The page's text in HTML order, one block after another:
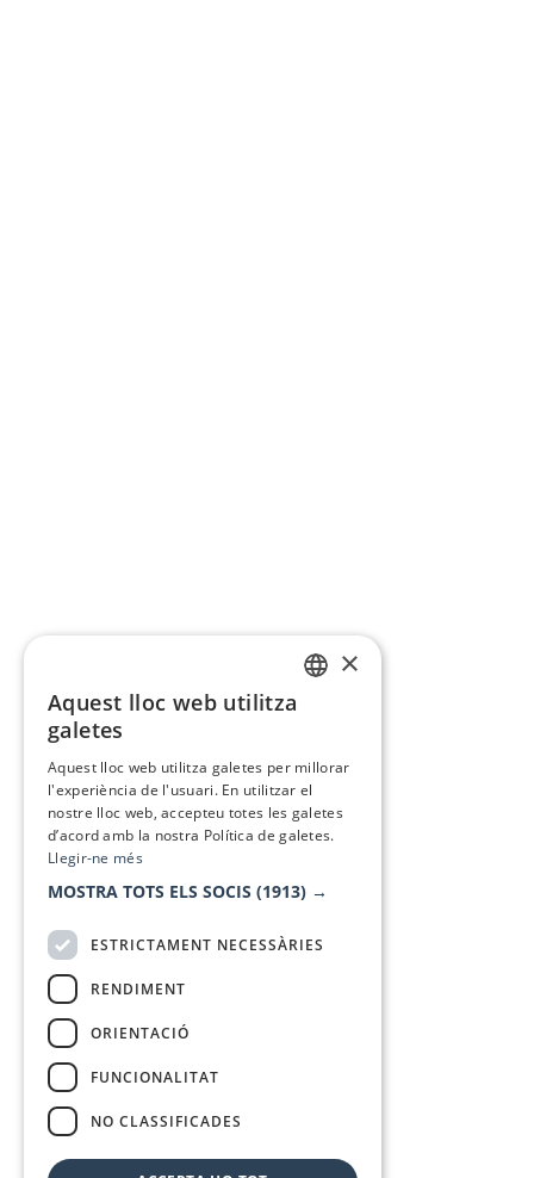
×
Aquest lloc web utilitza
galetes
Aquest lloc web utilitza galetes per millorar
l'experiència de l'usuari. En utilitzar el
nostre lloc web, accepteu totes les galetes
d’acord amb la nostra Política de galetes.
Llegir-ne més
MOSTRA TOTS ELS SOCIS (1913) →
ESTRICTAMENT NECESSÀRIES
RENDIMENT
ORIENTACIÓ
FUNCIONALITAT
NO CLASSIFICADES